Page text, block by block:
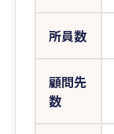
所員数
顧問先
数